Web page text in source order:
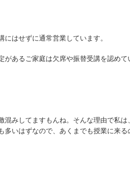
はせずに通常営業しています。
があるご家庭は欠席や振替受講を認めて
混みしてますもんね。そんな理由で私
多いはずなので、あくまでも授業に来